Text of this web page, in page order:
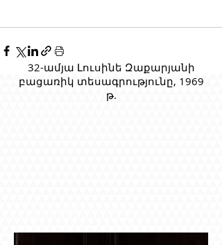
32-ամյա Լուսինե Զաքարյանի
բացառիկ տեսագրությունը, 1969
թ.